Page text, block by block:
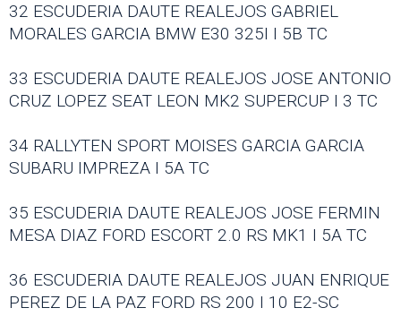
32 ESCUDERIA DAUTE REALEJOS GABRIEL
MORALES GARCIA BMW E30 325I I 5B TC
33 ESCUDERIA DAUTE REALEJOS JOSE ANTONIO
CRUZ LOPEZ SEAT LEON MK2 SUPERCUP I 3 TC
34 RALLYTEN SPORT MOISES GARCIA GARCIA
SUBARU IMPREZA I 5A TC
35 ESCUDERIA DAUTE REALEJOS JOSE FERMIN
MESA DIAZ FORD ESCORT 2.0 RS MK1 I 5A TC
36 ESCUDERIA DAUTE REALEJOS JUAN ENRIQUE
PEREZ DE LA PAZ FORD RS 200 I 10 E2-SC